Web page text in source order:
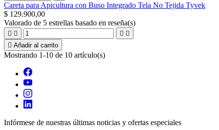
Careta para Apicultura con Buso Integrado Tela No Tejida Tyvek
$ 129.900,00
Valorado de 5 estrellas basado en reseña(s)
   
 Añadir al carrito
Mostrando 1-10 de 10 artículo(s)
Infórmese de nuestras últimas noticias y ofertas especiales